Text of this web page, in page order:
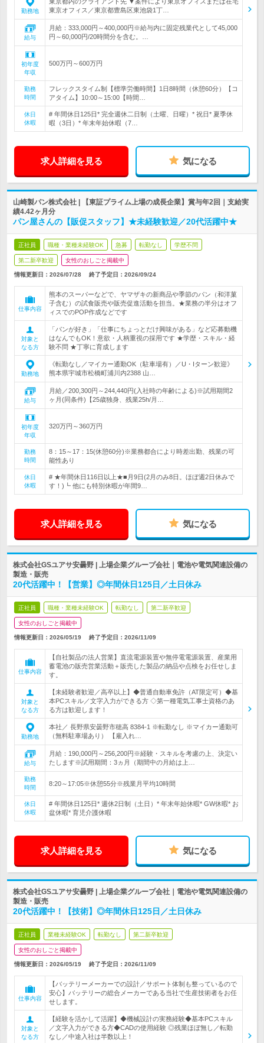
勤務地
東京オフィス／東京都豊島区東池袋1丁…
給与
月給：333,000円～400,000円※給与内に固定残業代として45,000
円～60,000円/20時間分を含む。…
初年度
年収
500万円～600万円
勤務
時間
フレックスタイム制【標準労働時間】1日8時間（休憩60分）【コ
アタイム】10:00～15:00【時間…
休日
休暇
# 年間休日125日* 完全週休二日制（土曜、日曜）* 祝日* 夏季休
暇（3日）* 年末年始休暇（7…
求人詳細を見る 気になる
山崎製パン株式会社 | 【東証プライム上場の成長企業】賞与年2回｜支給実
績4.42ヶ月分
パン屋さんの【販促スタッフ】★未経験歓迎／20代活躍中★
正社員 職種・業種未経験OK 急募 転勤なし 学歴不問
第二新卒歓迎 女性のおしごと掲載中
情報更新日：2026/07/28 終了予定日： 2026/09/24
仕事内容
熊本のスーパーなどで、ヤマザキの新商品や季節のパン（和洋菓
子含む）の試食販売や販売促進活動を担当。★業務の半分はオフ
ィスでのPOP作成などです
対象と
なる方
「パンが好き」「仕事にちょっとだけ興味がある」など応募動機
はなんでもOK！意欲・人柄重視の採用です ★学歴・スキル・経
験不問 ★丁寧に育成します
勤務地
《転勤なし／マイカー通勤OK（駐車場有）／U・Iターン歓迎》
熊本県宇城市松橋町浦川内2388 山…
給与
月給／200,300円～244,440円(入社時の年齢による)※試用期間2
ヶ月(同条件)【25歳独身、残業25h/月…
初年度
年収
320万円～360万円
勤務
時間
8：15～17：15(休憩60分)※業務都合により時差出勤、残業の可
能性あり
休日
休暇
# ★年間休日116日以上★■月9日(2月のみ8日。ほぼ週2日休みで
す！)┗ 他にも特別休暇が年間9…
求人詳細を見る 気になる
株式会社GSユアサ安曇野 | 上場企業グループ会社｜電池や電気関連設備の
製造・販売
20代活躍中！【営業】◎年間休日125日／土日休み
正社員 職種・業種未経験OK 転勤なし 第二新卒歓迎
女性のおしごと掲載中
情報更新日：2026/05/19 終了予定日： 2026/11/09
仕事内容
【自社製品の法人営業】直流電源装置や無停電電源装置、産業用
蓄電池の販売営業活動＋販売した製品の納品や点検をお任せしま
す。
対象と
なる方
【未経験者歓迎／高卒以上】◆普通自動車免許（AT限定可）◆基
本PCスキル／文字入力ができる方 ◇第一種電気工事士資格のあ
る方は歓迎します！
勤務地
本社／ 長野県安曇野市穂高 8384-1 ※転勤なし ※マイカー通勤可
（無料駐車場あり） 【雇入れ…
給与
月給：190,000円～256,200円※経験・スキルを考慮の上、決定い
たします※試用期間：3ヵ月（期間中の月給は上…
勤務
時間
8:20～17:05※休憩55分※残業月平均10時間
休日
休暇
# 年間休日125日* 週休2日制（土日）* 年末年始休暇* GW休暇* お
盆休暇* 育児介護休暇
求人詳細を見る 気になる
株式会社GSユアサ安曇野 | 上場企業グループ会社｜電池や電気関連設備の
製造・販売
20代活躍中！【技術】◎年間休日125日／土日休み
正社員 業種未経験OK 転勤なし 第二新卒歓迎
女性のおしごと掲載中
情報更新日：2026/05/19 終了予定日： 2026/11/09
仕事内容
【バッテリーメーカーでの設計／サポート体制も整っているので
安心】バッテリーの総合メーカーである当社で生産技術者をお任
せします。
対象と
なる方
【経験を活かして活躍】◆機械設計の実務経験◆基本PCスキル
／文字入力ができる方◆CADの使用経験 ◎残業ほぼ無し／転勤
なし／中途入社は半数以上！